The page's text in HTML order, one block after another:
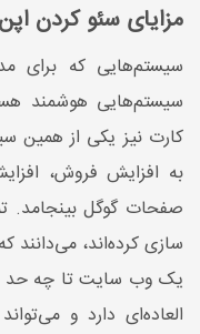
مزایای سئو کردن
سیستم‌هایی که برای
سیستم‌هایی هوشمند
کارت نیز یکی از همین
به افزایش فروش،
صفحات گوگل بینجامد.
سازی کرده‌اند، می‌دانند
یک وب سایت تا چه حد
العاده‌ای دارد و